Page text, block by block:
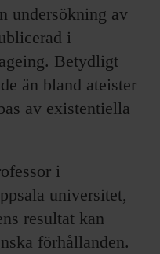
undersökning av
i
Betydligt
än bland ateister
av existentiella
i
universitet,
resultat kan
förhållanden.